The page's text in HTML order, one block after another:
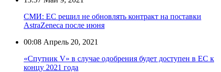
СМИ: ЕС решил не обновлять контракт на поставки
AstraZeneca после июня
00:08 Апрель 20, 2021
«Спутник V» в случае одобрения будет доступен в ЕС к
концу 2021 года